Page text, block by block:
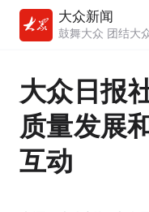
大众新闻
鼓舞大众 团结大
大众日报
质量发展
互动